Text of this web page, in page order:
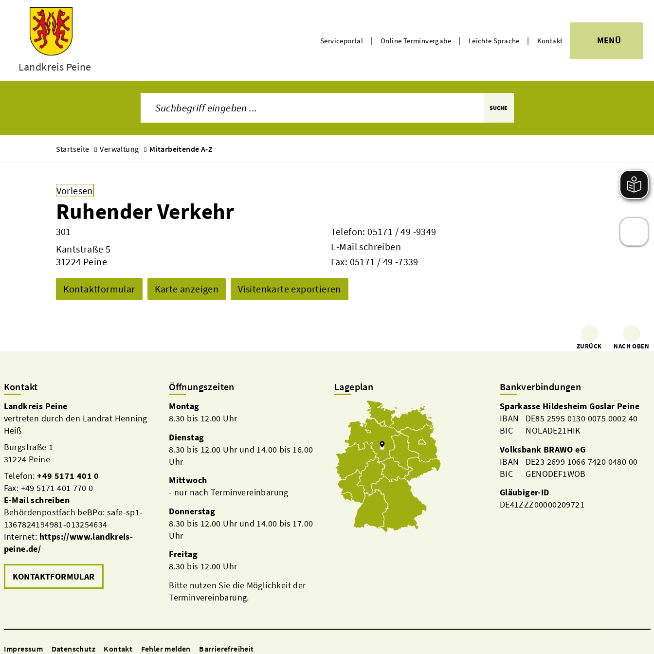
Landkreis Peine
Serviceportal | Online Terminvergabe | Leichte Sprache | Kontakt MENÜ
SUCHE
Startseite Verwaltung Mitarbeitende A-Z
Vorlesen
Ruhender Verkehr
301
Kantstraße 5
31224 Peine
Telefon:05171 / 49 -9349
E-Mail schreiben
Fax: 05171 / 49 -7339
Kontaktformular Karte anzeigen Visitenkarte exportieren
ZURÜCK NACH OBEN
Kontakt
Landkreis Peine
vertreten durch den Landrat Henning
Heiß
Burgstraße 1
31224 Peine
Telefon:+49 5171 401 0
Fax: +49 5171 401 770 0
E-Mail schreiben
Behördenpostfach beBPo: safe-sp1-
1367824194981-013254634
Internet: https://www.landkreis-
peine.de/
KONTAKTFORMULAR
Öffnungszeiten
Montag
8.30 bis 12.00 Uhr
Dienstag
8.30 bis 12.00 Uhr und 14.00 bis 16.00
Uhr
Mittwoch
- nur nach Terminvereinbarung
Donnerstag
8.30 bis 12.00 Uhr und 14.00 bis 17.00
Uhr
Freitag
8.30 bis 12.00 Uhr
Bitte nutzen Sie die Möglichkeit der
Terminvereinbarung.
Lageplan Bankverbindungen
Sparkasse Hildesheim Goslar Peine
IBAN DE85 2595 0130 0075 0002 40
BIC NOLADE21HIK
Volksbank BRAWO eG
IBAN DE23 2699 1066 7420 0480 00
BIC GENODEF1WOB
Gläubiger-ID
DE41ZZZ00000209721
Impressum Datenschutz Kontakt Fehler melden Barrierefreiheit